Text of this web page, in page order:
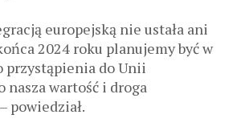
europejską nie ustała ani
2024 roku planujemy być w
przystąpienia do Unii
nasza wartość i droga
powiedział.